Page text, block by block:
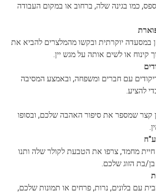
כמו בגינה שלה, ברחוב או במקום העבודה
במסעדה יוקרתית ובקשו מהמלצרים להביא את
קינוח או לשים אותה על מגש יין.
עם חברים ומשפחה, ובאמצע המסיבה
להציע.
קצר שמספר את סיפור האהבה שלכם, ובסופו
מחמד, צרפו את הטבעת לקולר שלה ותנו
בת הזוג שלכם.
עם בלונים, נרות, פרחים או תמונות שלכם,